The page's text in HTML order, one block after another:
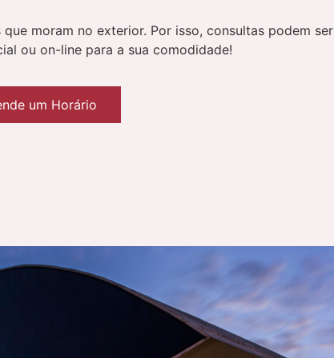
moram no exterior. Por isso, consultas podem ser
ou on-line para a sua comodidade!
um Horário